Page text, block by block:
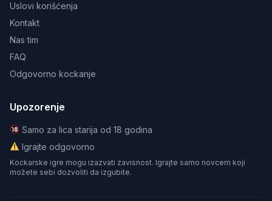
Uslovi korišćenja
Kontakt
Nas tim
FAQ
Odgovorno kockanje
Upozorenje
Samo za lica starija od 18 godina
Igrajte odgovorno
Kockarske igre mogu izazvati zavisnost. Igrajte samo novcem koji
možete sebi dozvoliti da izgubite.